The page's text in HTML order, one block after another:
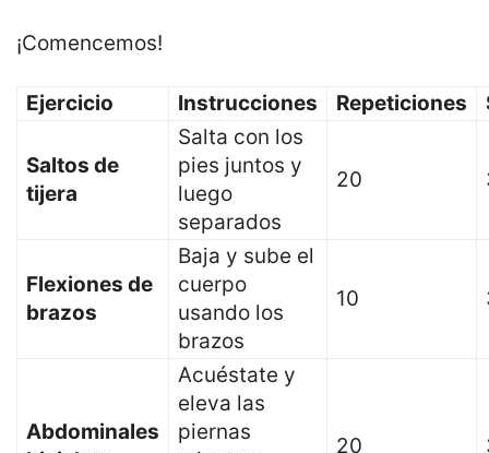
¡Comencemos!
Ejercicio Instrucciones Repeticiones
Saltos de
tijera
Salta con los
pies juntos y
luego
separados
20
Flexiones de
brazos
Baja y sube el
cuerpo
usando los
brazos
10
Abdominales
Acuéstate y
eleva las
piernas
20